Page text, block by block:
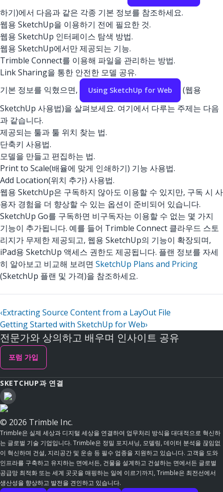
하기)에서 다음과 같은 각종 기본 정보를 참조하세요.
웹용 SketchUp을 이용하기 전에 필요한 것.
웹용 SketchUp 인터페이스 탐색 방법.
웹용 SketchUp에서만 제공되는 기능.
Trimble Connect를 이용해 파일을 관리하는 방법.
Link Sharing을 통한 안전한 모델 공유.
기본 정보를 익혔으면,
Using SketchUp for Web
(웹용
SketchUp 사용법)을 살펴보세요. 여기에서 다루는 주제는 다음
과 같습니다.
제공되는 툴과 툴 위치 찾는 법.
단축키 사용법.
모델을 만들고 편집하는 법.
Print to Scale(배율에 맞게 인쇄하기) 기능 사용법.
Add Location(위치 추가) 사용법.
웹용 SketchUp은 구독하지 않아도 이용할 수 있지만, 구독 시 사
용자 경험을 더 향상할 수 있는 옵션이 준비되어 있습니다.
SketchUp Go를 구독하면 비구독자는 이용할 수 없는 몇 가지
기능이 추가됩니다. 예를 들어 Trimble Connect 클라우드 스토
리지가 무제한 제공되고, 웹용 SketchUp의 기능이 확장되며,
iPad용 SketchUp 액세스 권한도 제공됩니다. 플랜 정보를 자세
히 알아보고 비교해 보려면 SketchUp Plans and Pricing
(SketchUp 플랜 및 가격)을 참조하세요.
‹Extracting Source Content from a LayOut File
Getting Started with SketchUp for Web›
전문가와 상의하고 배우며 인사이트 공유
포럼 가입
SKETCHUP과 연결
© 2026 Trimble Inc.
Trimble은 실제 세상과 디지털 세상을 연결하여 업무처리 방식을 대대적으로 혁신하
는 글로벌 기술 기업입니다. Trimble은 정밀 포지셔닝, 모델링, 데이터 분석을 끊임없
이 혁신하며 건설, 지리공간 및 운송 등 필수 업종을 지원하고 있습니다. 고객을 도와
인프라를 구축하고 유지하는 면에서든, 건물을 설계하고 건설하는 면에서든 글로벌
공급망 최적화 또는 세계 곳곳을 매핑하는 일에 이르기까지, Trimble은 최전선에서
생산성을 향상하고 발전을 견인하고 있습니다.